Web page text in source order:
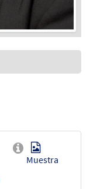
Muestra